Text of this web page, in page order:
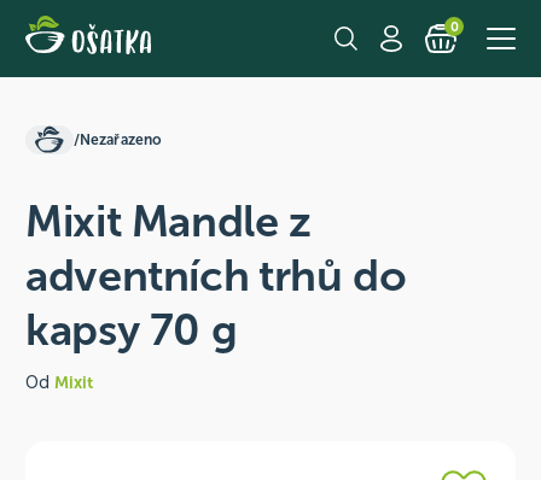
0
/Nezařazeno
Mixit Mandle z
adventních trhů do
kapsy 70 g
Od Mixit